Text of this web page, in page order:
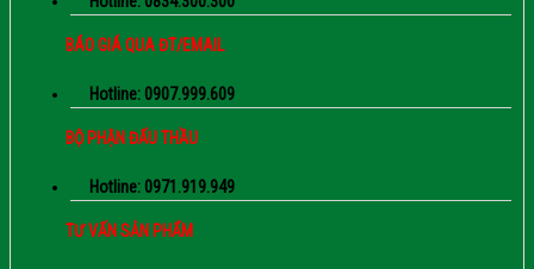
BÁO GIÁ QUA ĐT/EMAIL
Hotline: 0907.999.609
BỘ PHẬN ĐẤU THẦU
Hotline: 0971.919.949
TƯ VẤN SẢN PHẨM